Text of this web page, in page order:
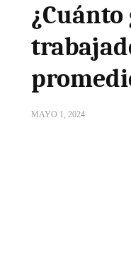
MAYO 1, 2024